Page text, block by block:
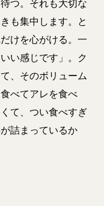
つ。それも大切な
も集中します。と
けを心がける。一
い感じです」。ク
、そのボリューム
べてアレを食べ
て、つい食べすぎ
詰まっているか